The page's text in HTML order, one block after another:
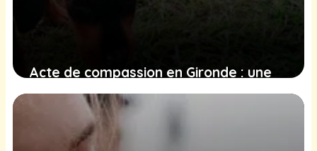
Acte de compassion en Gironde : une
vingtaine de chiens maltraités et
négligés secourus d’une maison en